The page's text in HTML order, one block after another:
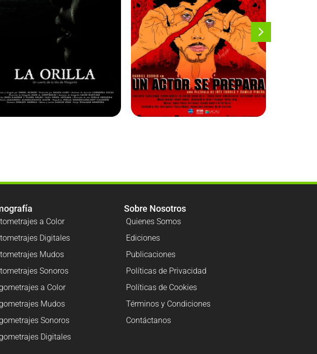
a Color
Digitales
Mudos
Sonoros
a Color
Mudos
Sonoros
Digitales
Sobre Nosotros
Quienes Somos
Ediciones
Publicaciones
Políticas de Privacidad
Políticas de Cookies
Términos y Condiciones
Contáctanos